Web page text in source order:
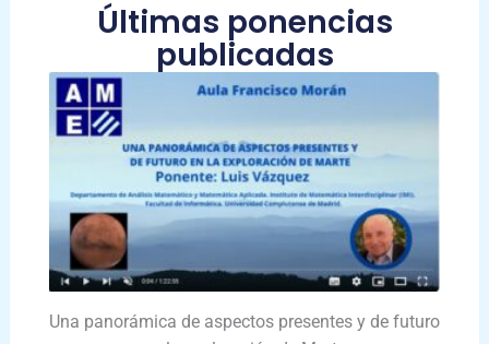
Últimas ponencias
publicadas
Una panorámica de aspectos presentes y de futuro